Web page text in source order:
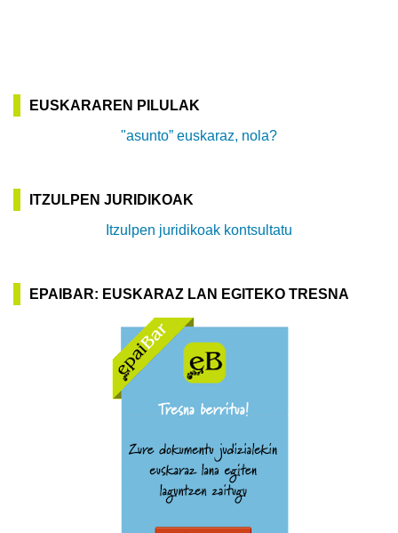
EUSKARAREN PILULAK
"asunto” euskaraz, nola?
ITZULPEN JURIDIKOAK
Itzulpen juridikoak kontsultatu
EPAIBAR: EUSKARAZ LAN EGITEKO TRESNA